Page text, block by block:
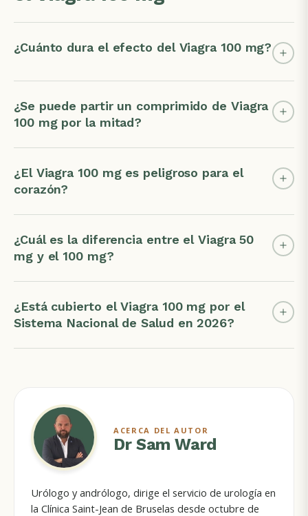
¿Cuánto dura el efecto del Viagra 100 mg?
¿Se puede partir un comprimido de Viagra
100 mg por la mitad?
¿El Viagra 100 mg es peligroso para el
corazón?
¿Cuál es la diferencia entre el Viagra 50
mg y el 100 mg?
¿Está cubierto el Viagra 100 mg por el
Sistema Nacional de Salud en 2026?
ACERCA DEL AUTOR
Dr Sam Ward
Urólogo y andrólogo, dirige el servicio de urología en
la Clínica Saint-Jean de Bruselas desde octubre de